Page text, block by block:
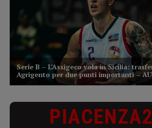
PIACENZA2